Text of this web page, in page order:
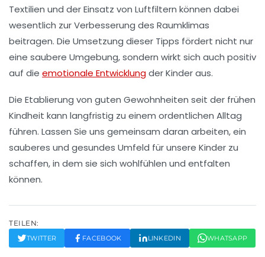
Textilien und der Einsatz von Luftfiltern können dabei
wesentlich zur Verbesserung des Raumklimas
beitragen. Die Umsetzung dieser Tipps fördert nicht nur
eine saubere Umgebung, sondern wirkt sich auch positiv
auf die emotionale Entwicklungder Kinder aus.
Die Etablierung von guten Gewohnheiten seit der frühen
Kindheit kann langfristig zu einem ordentlichen Alltag
führen. Lassen Sie uns gemeinsam daran arbeiten, ein
sauberes und gesundes Umfeld für unsere Kinder zu
schaffen, in dem sie sich wohlfühlen und entfalten
können.
TEILEN:
TWITTER FACEBOOK LINKEDIN WHATSAPP